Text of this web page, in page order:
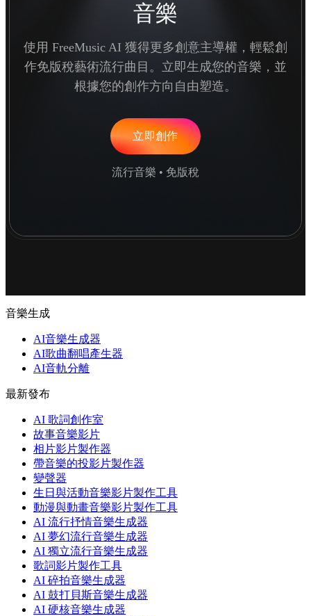
音樂
使用 FreeMusic AI 獲得更多創意主導權，輕鬆創
作免版稅藝術流行曲目。立即生成您的音樂，並
根據您的創作方向自由塑造。
立即創作
流行音樂 • 免版稅
音樂生成
AI音樂生成器
AI歌曲翻唱產生器
AI音軌分離
最新發布
AI 歌詞創作室
故事音樂影片
相片影片製作器
帶音樂的投影片製作器
變聲器
生日與活動音樂影片製作工具
動漫與動畫音樂影片製作工具
AI 流行抒情音樂生成器
AI 夢幻流行音樂生成器
AI 獨立流行音樂生成器
歌詞影片製作工具
AI 碎拍音樂生成器
AI 鼓打貝斯音樂生成器
AI 硬核音樂生成器